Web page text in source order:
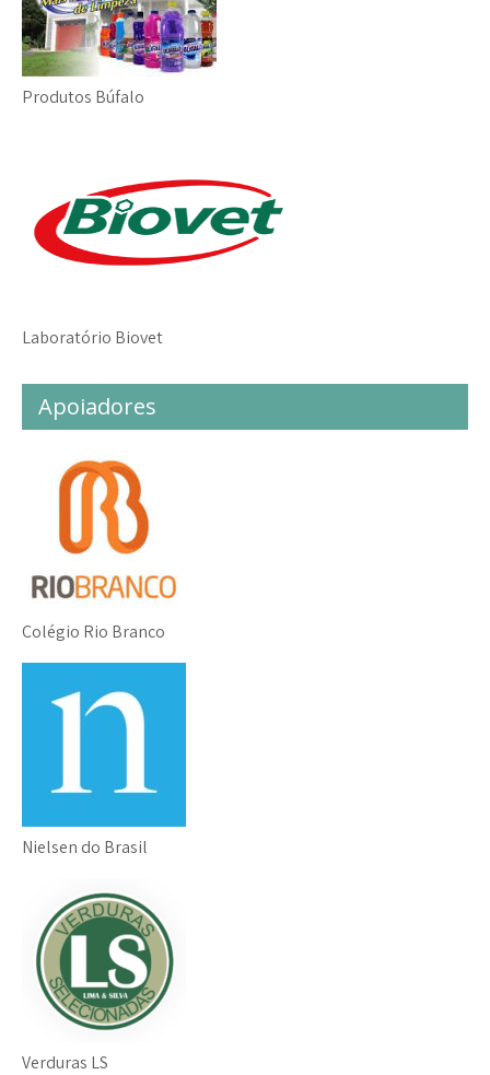
Produtos Búfalo
Laboratório Biovet
Apoiadores
Colégio Rio Branco
Nielsen do Brasil
Verduras LS